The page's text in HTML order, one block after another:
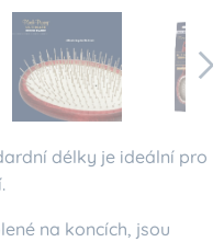
délky je ideální pro
na koncích, jsou